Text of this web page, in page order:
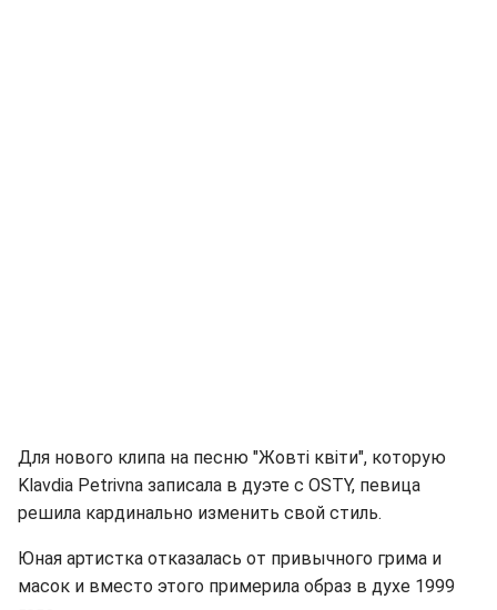
Для нового клипа на песню "Жовті квіти", которую
Klavdia Petrivna записала в дуэте с OSTY, певица
решила кардинально изменить свой стиль.
Юная артистка отказалась от привычного грима и
масок и вместо этого примерила образ в духе 1999